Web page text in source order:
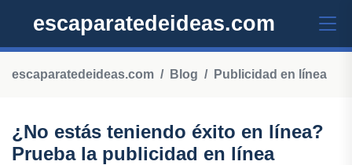
escaparatedeideas.com
escaparatedeideas.com Blog Publicidad en línea
¿No estás teniendo éxito en línea?
Prueba la publicidad en línea